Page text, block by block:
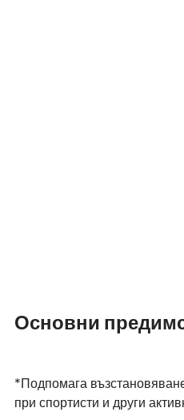
Основни
*Подпомага
при спортисти и други